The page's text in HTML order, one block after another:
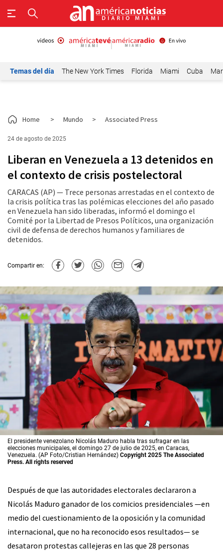
Temas del día The New York Times Florida Miami Cuba
Home > Mundo > Associated Press
24 de agosto de 2025
Liberan en Venezuela a 13 detenidos en
el contexto de crisis postelectoral
CARACAS (AP) — Trece personas arrestadas en el contexto de
la crisis política tras las polémicas elecciones del año pasado
en Venezuela han sido liberadas, informó el domingo el
Comité por la Libertad de Presos Políticos, una organización
civil de defensa de derechos humanos y familiares de
detenidos.
Compartir en:
El presidente venezolano Nicolás Maduro habla tras sufragar en las
elecciones municipales, el domingo 27 de julio de 2025, en Caracas,
Venezuela. (AP Foto/Cristian Hernández) Copyright 2025 The Associated
Press. All rights reserved
Después de que las autoridades electorales declararon a
Nicolás Maduro ganador de los comicios presidenciales —en
medio del cuestionamiento de la oposición y la comunidad
internacional, que no ha reconocido esos resultados— se
desataron protestas callejeras en las que 28 personas